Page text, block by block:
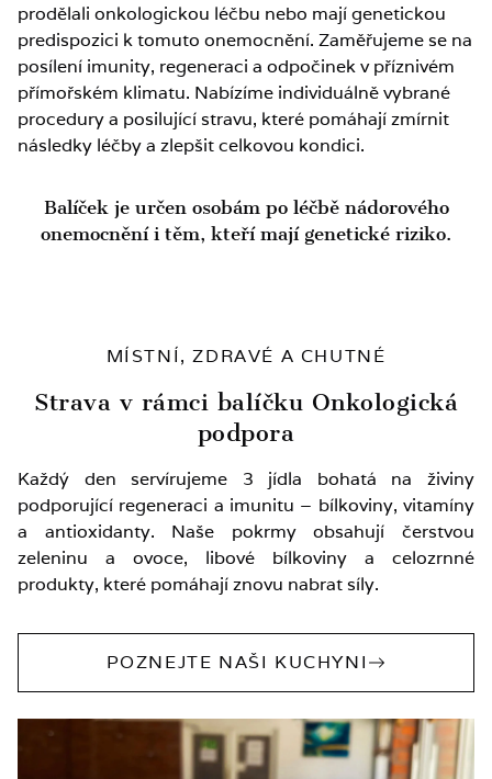
prodělali onkologickou léčbu nebo mají genetickou
predispozici k tomuto onemocnění. Zaměřujeme se na
posílení imunity, regeneraci a odpočinek v příznivém
přímořském klimatu. Nabízíme individuálně vybrané
procedury a posilující stravu, které pomáhají zmírnit
následky léčby a zlepšit celkovou kondici.
Balíček je určen osobám po léčbě nádorového
onemocnění i těm, kteří mají genetické riziko.
MÍSTNÍ, ZDRAVÉ A CHUTNÉ
Strava v rámci balíčku Onkologická
podpora
Každý den servírujeme 3 jídla bohatá na živiny
podporující regeneraci a imunitu – bílkoviny, vitamíny
a antioxidanty. Naše pokrmy obsahují čerstvou
zeleninu a ovoce, libové bílkoviny a celozrnné
produkty, které pomáhají znovu nabrat síly.
POZNEJTE NAŠI KUCHYNI